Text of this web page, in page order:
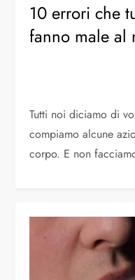
10 errori che
fanno male al
Tutti noi diciamo di
compiamo alcune
corpo. E non